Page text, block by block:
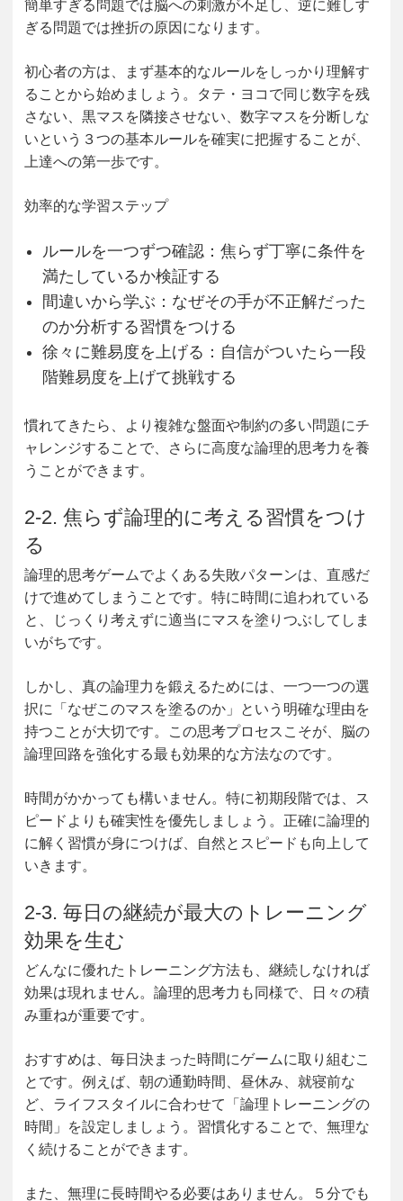
簡単すぎる問題では脳への刺激が不足し、逆に難しす
ぎる問題では挫折の原因になります。
初心者の方は、まず基本的なルールをしっかり理解す
ることから始めましょう。タテ・ヨコで同じ数字を残
さない、黒マスを隣接させない、数字マスを分断しな
いという３つの基本ルールを確実に把握することが、
上達への第一歩です。
効率的な学習ステップ
ルールを一つずつ確認：焦らず丁寧に条件を
満たしているか検証する
間違いから学ぶ：なぜその手が不正解だった
のか分析する習慣をつける
徐々に難易度を上げる：自信がついたら一段
階難易度を上げて挑戦する
慣れてきたら、より複雑な盤面や制約の多い問題にチ
ャレンジすることで、さらに高度な論理的思考力を養
うことができます。
2-2. 焦らず論理的に考える習慣をつけ
る
論理的思考ゲームでよくある失敗パターンは、直感だ
けで進めてしまうことです。特に時間に追われている
と、じっくり考えずに適当にマスを塗りつぶしてしま
いがちです。
しかし、真の論理力を鍛えるためには、一つ一つの選
択に「なぜこのマスを塗るのか」という明確な理由を
持つことが大切です。この思考プロセスこそが、脳の
論理回路を強化する最も効果的な方法なのです。
時間がかかっても構いません。特に初期段階では、ス
ピードよりも確実性を優先しましょう。正確に論理的
に解く習慣が身につけば、自然とスピードも向上して
いきます。
2-3. 毎日の継続が最大のトレーニング
効果を生む
どんなに優れたトレーニング方法も、継続しなければ
効果は現れません。論理的思考力も同様で、日々の積
み重ねが重要です。
おすすめは、毎日決まった時間にゲームに取り組むこ
とです。例えば、朝の通勤時間、昼休み、就寝前な
ど、ライフスタイルに合わせて「論理トレーニングの
時間」を設定しましょう。習慣化することで、無理な
く続けることができます。
また、無理に長時間やる必要はありません。５分でも